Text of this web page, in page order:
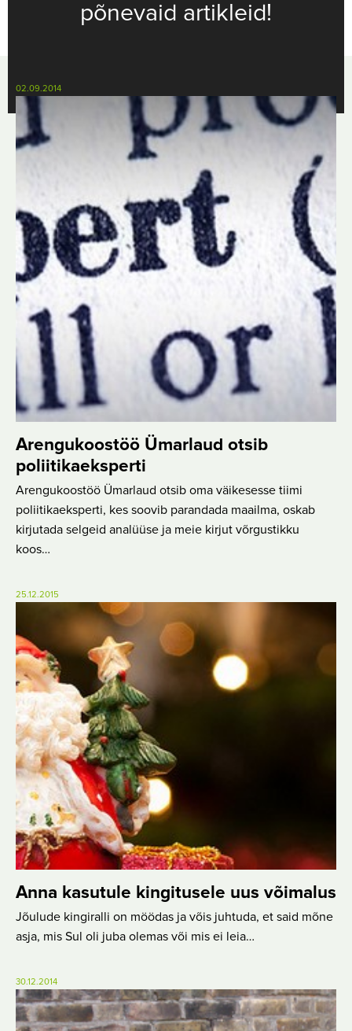
põnevaid artikleid!
02.09.2014
Arengukoostöö Ümarlaud otsib
poliitikaeksperti
Arengukoostöö Ümarlaud otsib oma väikesesse tiimi
poliitikaeksperti, kes soovib parandada maailma, oskab
kirjutada selgeid analüüse ja meie kirjut võrgustikku
koos…
25.12.2015
Anna kasutule kingitusele uus võimalus
Jõulude kingiralli on möödas ja võis juhtuda, et said mõne
asja, mis Sul oli juba olemas või mis ei leia…
30.12.2014